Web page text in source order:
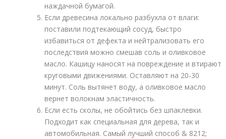
наждачной бумагой.
Если древесина локально разбухла от влаги:
поставили подтекающий сосуд, быстро
избавиться от дефекта и нейтрализовать его
последствия можно смешав соль и оливковое
масло. Кашицу наносят на повреждение и втирают
круговыми движениями. Оставляют на 20-30
минут. Соль вытянет воду, а оливковое масло
вернет волокнам эластичность.
Если есть сколы, не обойтись без шпаклевки.
Подходит как специальная для дерева, так и
автомобильная. Самый лучший способ & 8212;